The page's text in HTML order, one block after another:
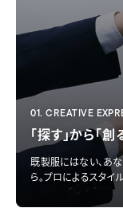
01. CREATIVE
「探す」から「
既製服にはない、あ
ら。プロによるスタイ